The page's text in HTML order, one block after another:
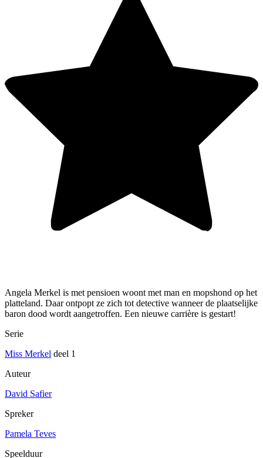
Angela Merkel is met pensioen woont met man en mopshond op het
platteland. Daar ontpopt ze zich tot detective wanneer de plaatselijke
baron dood wordt aangetroffen. Een nieuwe carrière is gestart!
Serie
Miss Merkel deel 1
Auteur
David Safier
Spreker
Pamela Teves
Speelduur